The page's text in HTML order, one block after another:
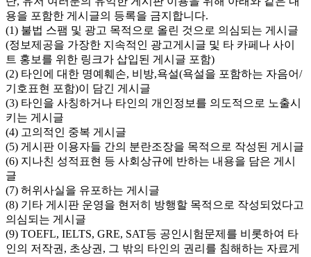
용을 포함한 게시글의 등록을 금지합니다.
(1) 불법 스팸 및 광고 목적으로 올린 것으로 의심되는 게시글
(정보제공을 가장한 지속적인 광고게시글 및 타 카페나 사이
트 홍보를 위한 링크가 삽입된 게시글 포함)
(2) 타인에 대한 명예훼손, 비방,욕설(욕설을 포함하는 자음어/
기호표현 포함)이 담긴 게시글
(3) 타인을 사칭하거나 타인의 개인정보를 의도적으로 노출시
키는 게시글
(4) 고의적인 중복 게시글
(5) 게시판 이용자들 간의 분란조장을 목적으로 작성된 게시글
(6) 지나친 성적표현 등 사회상규에 반하는 내용을 담은 게시
글
(7) 허위사실을 유포하는 게시글
(8) 기타 게시판 운영을 현저히 방행할 목적으로 작성되었다고
의심되는 게시글
(9) TOEFL, IELTS, GRE, SAT등 공인시험문제를 비롯하여 타
인의 저작권, 초상권, 그 밖의 타인의 권리를 침해하는 자료게